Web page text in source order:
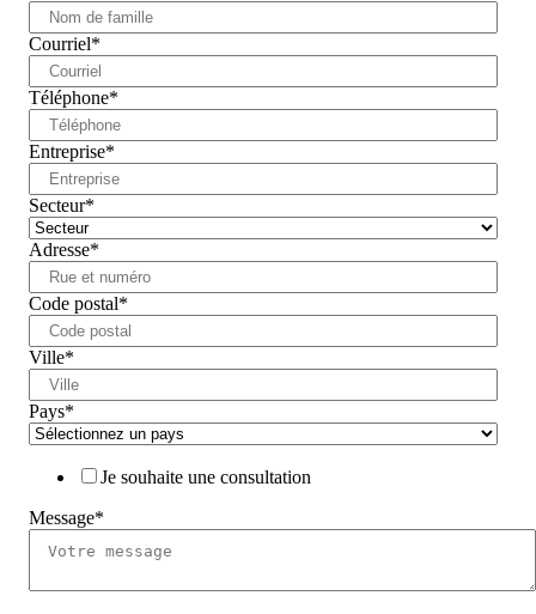
Courriel*
Téléphone*
Entreprise*
Secteur*
Adresse*
Code postal*
Ville*
Pays*
Je souhaite une consultation
Message*